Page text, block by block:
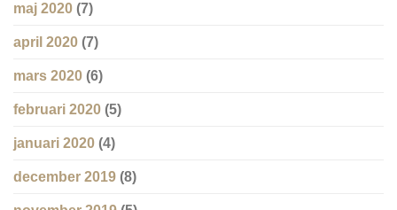
maj 2020 (7)
april 2020 (7)
mars 2020 (6)
februari 2020 (5)
januari 2020 (4)
december 2019 (8)